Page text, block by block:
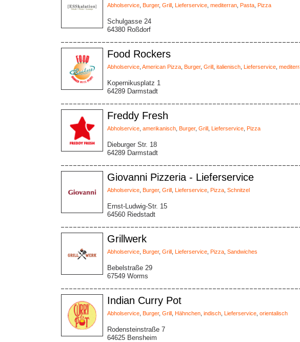
Abholservice Burger, Grill Lieferservice mediterran Pasta Pizza
Schulgasse 24
64380 Roßdorf
Food Rockers
Abholservice American Pizza Burger, Grill italienisch Lieferservice
Kopernikusplatz 1
64289 Darmstadt
Freddy Fresh
Abholservice amerikanisch Burger, Grill Lieferservice Pizza
Dieburger Str. 18
64289 Darmstadt
Giovanni Pizzeria - Lieferservice
Abholservice Burger, Grill Lieferservice Pizza Schnitzel
Ernst-Ludwig-Str. 15
64560 Riedstadt
Grillwerk
Abholservice Burger, Grill Lieferservice Pizza Sandwiches
Bebelstraße 29
67549 Worms
Indian Curry Pot
Abholservice Burger, Grill Hähnchen indisch Lieferservice orientalisch
Rodensteinstraße 7
64625 Bensheim